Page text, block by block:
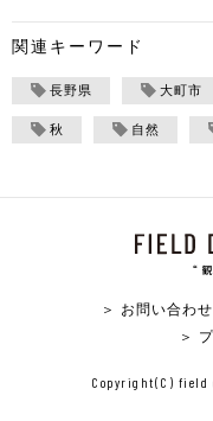
関連キーワード
長野県 大町市
秋 自然
＞ お問い合わせ
＞
Copyright(C) field